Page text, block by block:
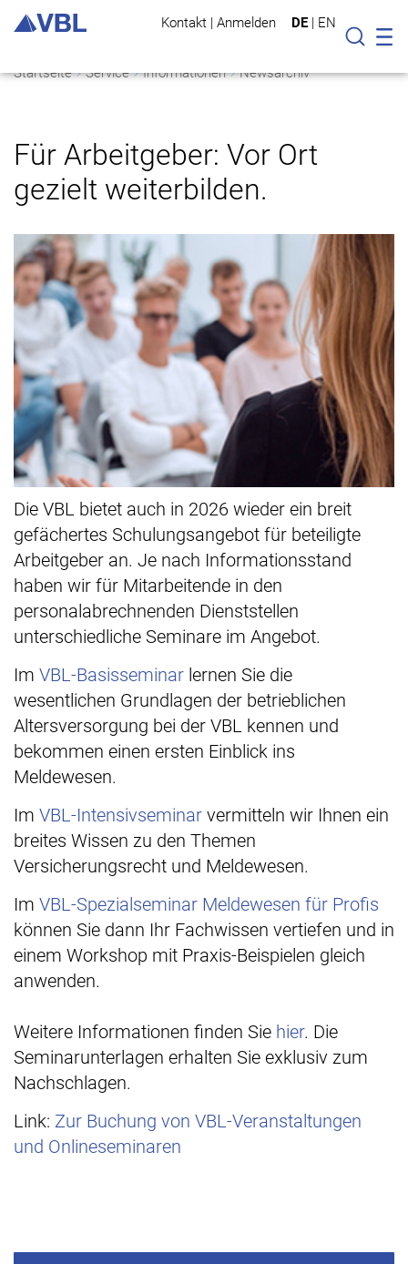
Kontakt | Anmelden DE | EN
Suche
Startseite Service Informationen Newsarchiv
Für Arbeitgeber: Vor Ort
gezielt weiterbilden.
Die VBL bietet auch in 2026 wieder ein breit
gefächertes Schulungsangebot für beteiligte
Arbeitgeber an. Je nach Informationsstand
haben wir für Mitarbeitende in den
personalabrechnenden Dienststellen
unterschiedliche Seminare im Angebot.
Im VBL-Basisseminar lernen Sie die
wesentlichen Grundlagen der betrieblichen
Altersversorgung bei der VBL kennen und
bekommen einen ersten Einblick ins
Meldewesen.
Im VBL-Intensivseminar vermitteln wir Ihnen ein
breites Wissen zu den Themen
Versicherungsrecht und Meldewesen.
Im VBL-Spezialseminar Meldewesen für Profis
können Sie dann Ihr Fachwissen vertiefen und in
einem Workshop mit Praxis-Beispielen gleich
anwenden.
Weitere Informationen finden Sie hier. Die
Seminarunterlagen erhalten Sie exklusiv zum
Nachschlagen.
Link: Zur Buchung von VBL-Veranstaltungen
und Onlineseminaren